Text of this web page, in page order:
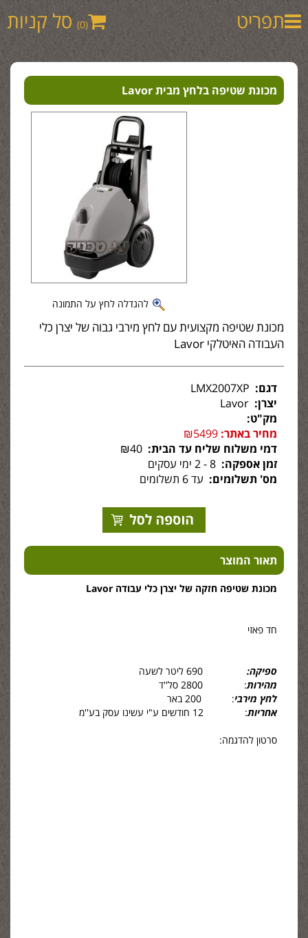
תפריט (0) סל קניות
מכונת שטיפה בלחץ מבית Lavor
להגדלה לחץ על התמונה
מכונת שטיפה מקצועית עם לחץ מירבי גבוה של יצרן כלי
העבודה האיטלקי Lavor
דגם:
יצרן:
מק"ט:
מחיר באתר: ₪5499
דמי משלוח שליח עד הבית:
זמן אספקה:
מס' תשלומים: עד 6 תשלומים
תאור המוצר
מכונת שטיפה חזקה של יצרן כלי עבודה Lavor
חד פאזי
ספיקה:
מהירות: 2800 סל''ד
לחץ מירבי: 200 באר
אחריות: 12 חודשים ע"י עשינו עסק בע''מ
סרטון להדגמה: